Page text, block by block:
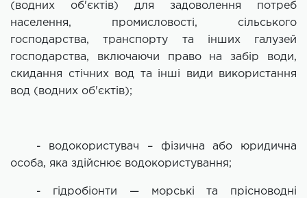
(водних об'єктів) для задоволення потреб
населення, промисловості, сільського
господарства, транспорту та інших галузей
господарства, включаючи право на забір води,
скидання стічних вод та інші види використання
вод (водних об'єктів);
- водокористувач – фізична або юридична
особа, яка здійснює водокористування;
- гідробіонти — морські та прісноводні